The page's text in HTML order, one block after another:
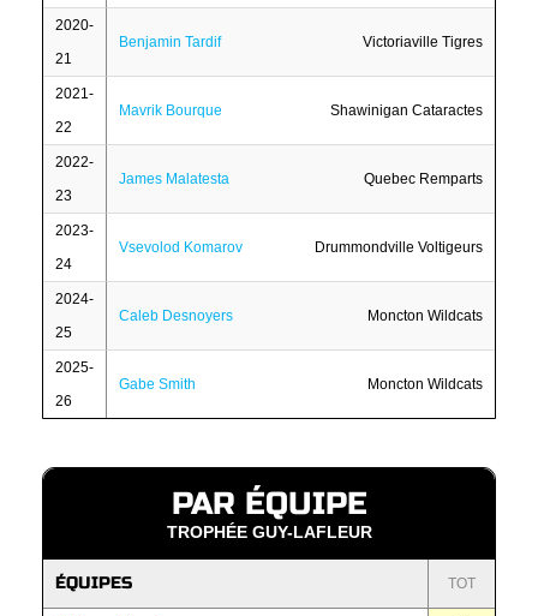
2020-
21
Benjamin Tardif Victoriaville Tigres
2021-
22
Mavrik Bourque Shawinigan Cataractes
2022-
23
James Malatesta Quebec Remparts
2023-
24
Vsevolod Komarov Drummondville Voltigeurs
2024-
25
Caleb Desnoyers Moncton Wildcats
2025-
26
Gabe Smith Moncton Wildcats
PAR ÉQUIPE
TROPHÉE GUY-LAFLEUR
ÉQUIPES TOT